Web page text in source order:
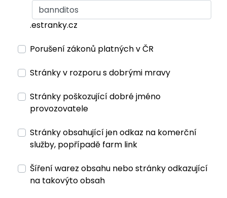
.estranky.cz
Porušení zákonů platných v ČR
Stránky v rozporu s dobrými mravy
Stránky poškozující dobré jméno
provozovatele
Stránky obsahující jen odkaz na komerční
služby, popřípadě farm link
Šíření warez obsahu nebo stránky odkazující
na takovýto obsah